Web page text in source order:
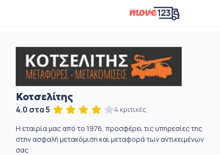
Κοτσελίτης
4.0 στα 5 4 κριτικές
Η εταιρία μας από το 1976, προσφέρει τις υπηρεσίες της
στην ασφαλή μετακόμιση και μεταφορά των αντικειμένων
σας